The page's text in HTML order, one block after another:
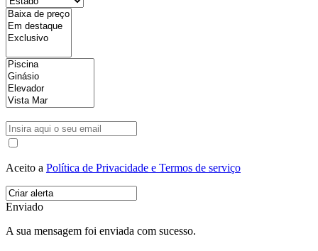
Aceito a Política de Privacidade e Termos de serviço
Enviado
A sua mensagem foi enviada com sucesso.